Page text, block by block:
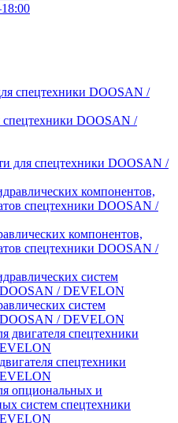
спецтехники DOOSAN /
для спецтехники DOOSAN /
компонентов,
спецтехники DOOSAN /
систем
/ DEVELON
спецтехники